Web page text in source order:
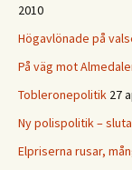
2010
Högavlönade på
På väg mot
Tobleronepolitik 27
Ny polispolitik –
Elpriserna rusar,